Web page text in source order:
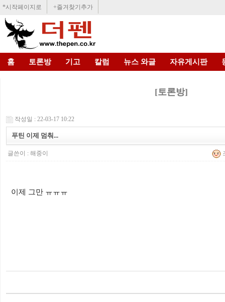
*시작페이지로 +즐겨찾기추가
홈 토론방 기고 칼럼 뉴스 와글 자유게시판
[토론방]
작성일 : 22-03-17 10:22
푸틴 이제 멈춰...
글쓴이 : 해중이
이제 그만 ㅠㅠㅠ